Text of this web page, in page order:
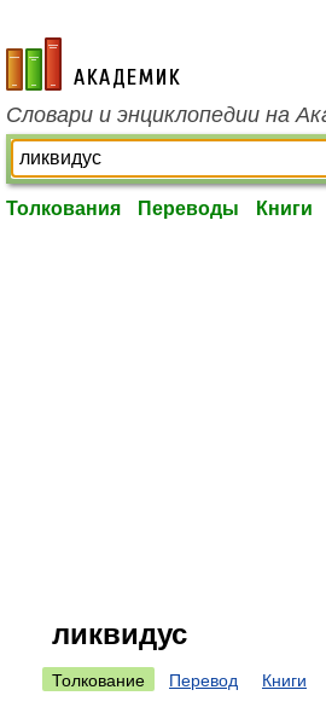
academic.ru
Словари и энциклопедии на
Толкования Переводы Книги
ликвидус
Толкование Перевод Книги